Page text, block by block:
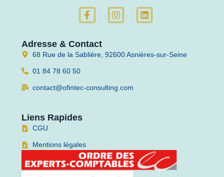
Adresse & Contact
68 Rue de la Sablière, 92600 Asnières-sur-Seine
01 84 78 60 50
contact@ofintec-consulting.com
Liens Rapides
CGU
Mentions légales